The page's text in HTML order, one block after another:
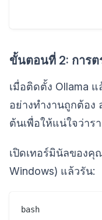
ขั้นตอนที่ 2: การ
เมื่อติดตั้ง Ollama
อย่างทำงานถูกต้อง
ต้นเพื่อให้แน่ใจว่าร
เปิดเทอร์มินัลของคุ
Windows) แล้วรัน:
bash